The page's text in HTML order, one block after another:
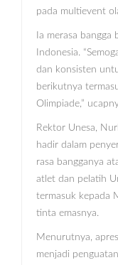
pada multievent
Ia merasa
Indonesia.
dan konsisten
berikutnya
Olimpiade,”
Rektor Unesa,
hadir dalam
rasa bangganya
atlet dan pelatih
termasuk kepada
tinta emasnya.
Menurutnya,
menjadi